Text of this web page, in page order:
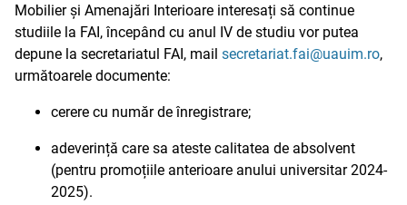
Mobilier și Amenajări Interioare interesați să continue
studiile la FAI, începând cu anul IV de studiu vor putea
depune la secretariatul FAI, mail secretariat.fai@uauim.ro,
următoarele documente:
cerere cu număr de înregistrare;
adeverință care sa ateste calitatea de absolvent
(pentru promoțiile anterioare anului universitar 2024-
2025).